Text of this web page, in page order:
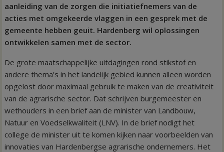
aanleiding van de zorgen die initiatiefnemers van de
acties met omgekeerde vlaggen in een gesprek met de
gemeente hebben geuit. Hardenberg wil oplossingen
ontwikkelen samen met de sector.
De grote maatschappelijke uitdagingen rond stikstof en
andere thema’s in het landelijk gebied kunnen alleen worden
opgelost door maximaal gebruik te maken van de creativiteit
van de agrarische sector. Dat schrijven burgemeester en
wethouders in een brief aan de minister van Landbouw,
Natuur en Voedselkwaliteit (LNV). In de brief nodigt het
college de minister uit te komen kijken naar voorbeelden van
innovaties van Hardenbergse agrarische ondernemers. Het